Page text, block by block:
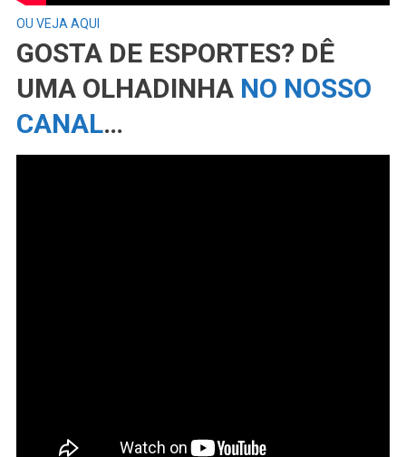
OU VEJA AQUI
GOSTA DE ESPORTES? DÊ
UMA OLHADINHA NO NOSSO
CANAL…